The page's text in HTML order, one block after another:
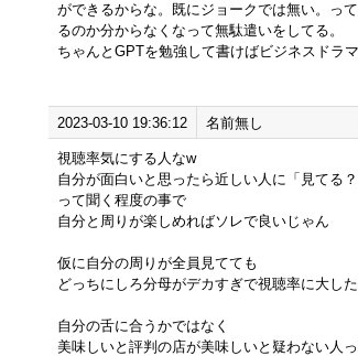
ができるからな。既にジョークでは無い。っ
るのか分からなくなって無駄遣いをしてる。
ちゃんとGPTを勉強して書けばビジネスドラマ
2023-03-10 19:36:12 名前無し
視聴率気にする人なw
自分が面白いと思ったら近しい人に「見てる？
って聞く程度の事で
自分と周りが楽しめればソレで良いじゃん
仮に自分の周りが全員見てても
どっちにしろ分母がデカすぎで視聴率に大し
自分の舌に合うかではなく
美味しいと評判の店が美味しいと疑わない人